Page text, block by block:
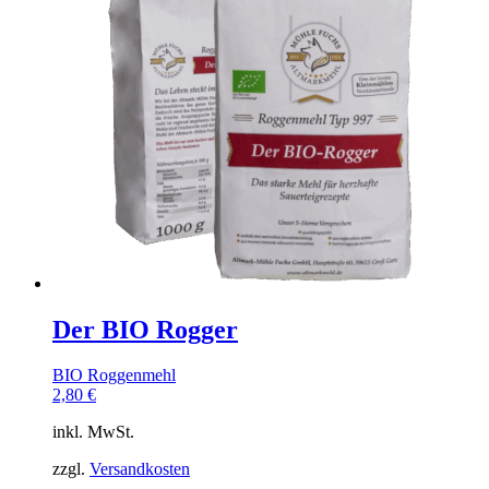
Produktseite
gewählt
werden
Der BIO Rogger
BIO Roggenmehl
2,80 €
inkl. MwSt.
zzgl. Versandkosten